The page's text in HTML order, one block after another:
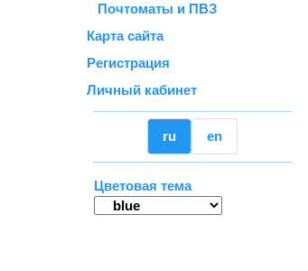
Почтоматы и ПВЗ
Карта сайта
Регистрация
Личный кабинет
ru en
Цветовая тема